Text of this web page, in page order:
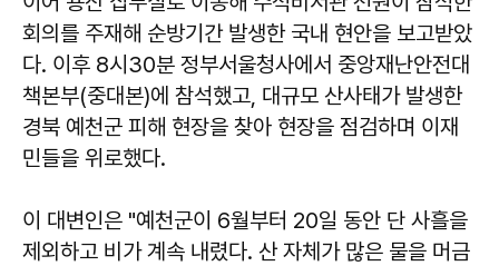
회의를 주재해 순방기간 발생한 국내 현안을 보고받았
다. 이후 8시30분 정부서울청사에서 중앙재난안전대
책본부(중대본)에 참석했고, 대규모 산사태가 발생한
경북 예천군 피해 현장을 찾아 현장을 점검하며 이재
민들을 위로했다.
이 대변인은 "예천군이 6월부터 20일 동안 단 사흘을
제외하고 비가 계속 내렸다. 산 자체가 많은 물을 머금